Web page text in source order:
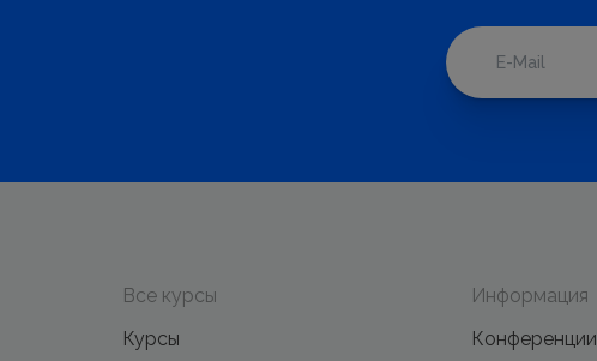
Все курсы
Курсы
Информация
Конференции